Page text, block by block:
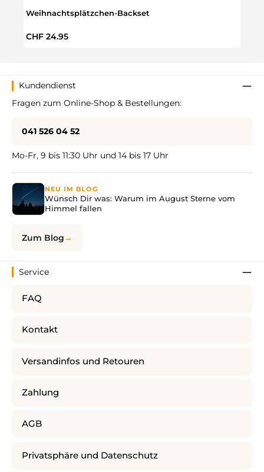
Weihnachtsplätzchen-Backset
Regulärer Preis:
CHF 24.95
Kundendienst
Fragen zum Online-Shop & Bestellungen:
041 526 04 52
Mo-Fr, 9 bis 11:30 Uhr und 14 bis 17 Uhr
NEU IM BLOG
Wünsch Dir was: Warum im August Sterne vom
Himmel fallen
Zum Blog
Service
FAQ
Kontakt
Versandinfos und Retouren
Zahlung
AGB
Privatsphäre und Datenschutz